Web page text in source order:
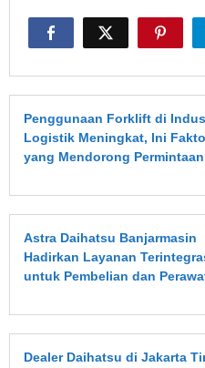
Penggunaan Forklift di
Logistik Meningkat, Ini
yang Mendorong Permintaan
Astra Daihatsu Banjarmasin
Hadirkan Layanan
untuk Pembelian dan
Dealer Daihatsu di Jakarta